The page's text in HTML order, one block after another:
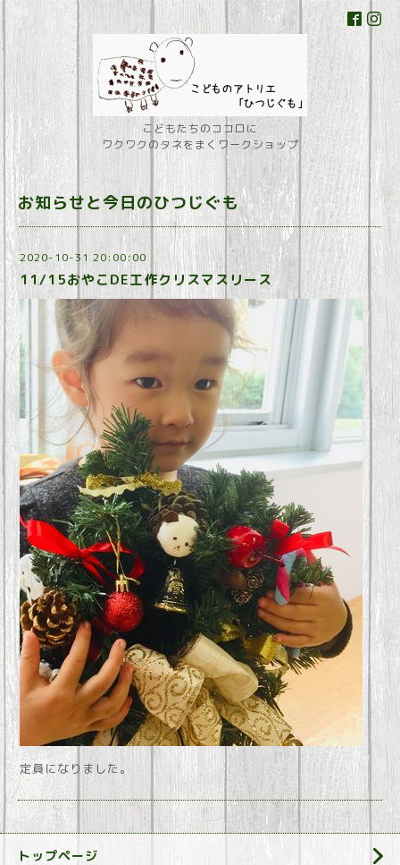
こどもたちのココロに
ワクワクのタネをまくワークショップ
お知らせと今日のひつじぐも
2020-10-31 20:00:00
11/15おやこDE工作クリスマスリース
定員になりました。
トップページ